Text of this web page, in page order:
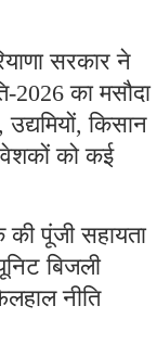
सरकार ने
2026 का मसौदा
किसान
को कई
पूंजी सहायता
बिजली
नीति